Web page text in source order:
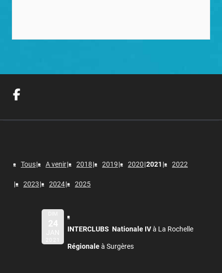
Tous A venir 2018 2019 2020 2021 2022
2023 2024 2025
DIM
24
JAN
2021
INTERCLUBS Nationale IVà La Rochelle
Régionaleà Surgères